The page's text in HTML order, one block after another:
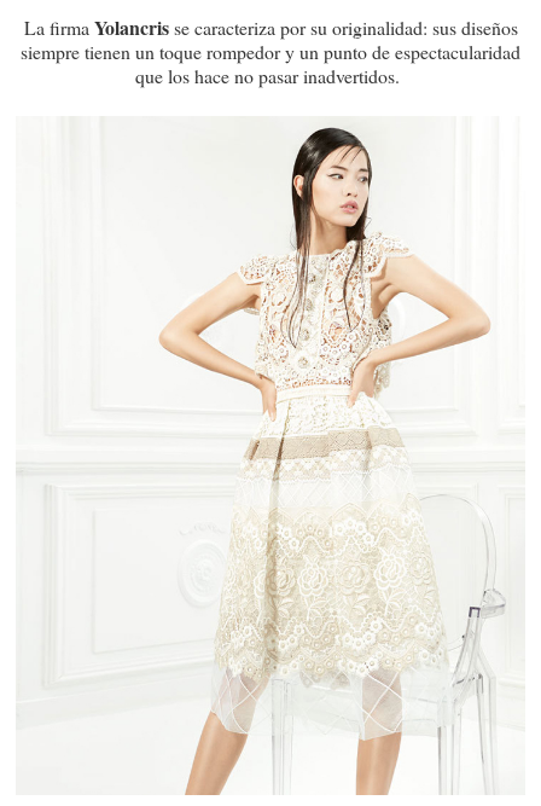
La firma Yolancrisse caracteriza por su originalidad: sus diseños
siempre tienen un toque rompedor y un punto de espectacularidad
que los hace no pasar inadvertidos.